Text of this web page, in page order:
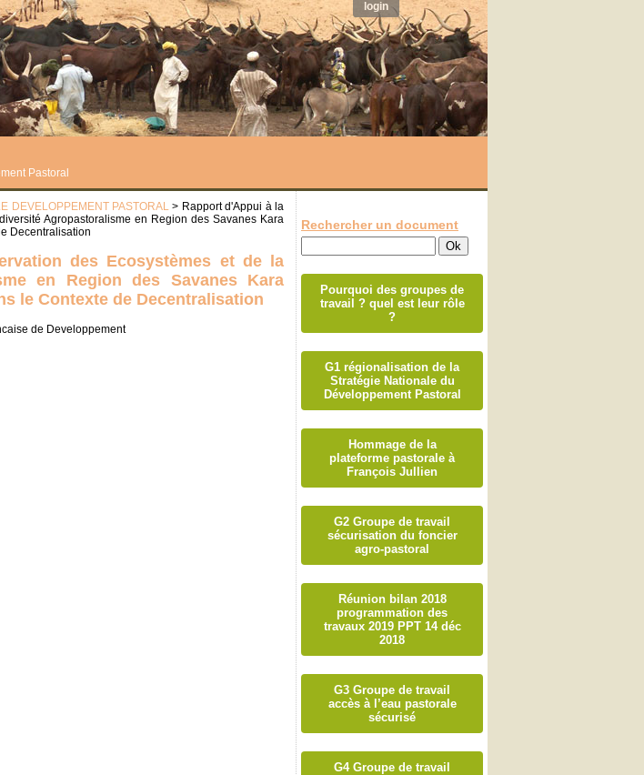
Pastoral
DEVELOPPEMENT PASTORAL> Rapport d'Appui à la
Agropastoralisme en Region des Savanes Kara
Decentralisation
des Ecosystèmes et de la
en Region des Savanes Kara
le Contexte de Decentralisation
de Developpement
Rechercher un document
Pourquoi des groupes de
travail ? quel est leur rôle
?
G1 régionalisation de la
Stratégie Nationale du
Développement Pastoral
Hommage de la
plateforme pastorale à
François Jullien
G2 Groupe de travail
sécurisation du foncier
agro-pastoral
Réunion bilan 2018
programmation des
travaux 2019 PPT 14 déc
2018
G3 Groupe de travail
accès à l’eau pastorale
sécurisé
G4 Groupe de travail
login